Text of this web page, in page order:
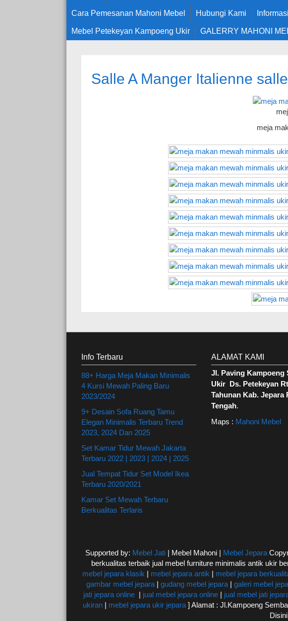
Cara Pemesanan Mahoni Mebel Hubungi Kami
Mebel Petekeyan Kampoeng Ukir GALERRY MAHONI
Salle A Manger Italienne
meja
Info Terbaru
88+ Harga Meja Makan Minimalis
4 Kursi Mewah Paling Baru
2023/2024
9+ Desain Sofa Ruang Tamu
Elegan Minimalis Terbaru Trend
2023, 2024 Dan 2025
Set Kamar Tidur Mewah Jakarta
Terbaru 2022 | 2023 | 2024 | 2025
Jual Tempat Tidur Set Model Ikea
Terbaru 2020/2021
Kamar Set Mewah Terbaru
Berkualitas Terlaris
ALAMAT KAMI
Jl. Paving Kampoeng
Ukir Ds. Petekeyan
Tahunan Kab. Jepara
Tengah.
Maps : Mahoni Mebel
Supported by: Mebel Jati| Mebel Mahoni | Mebel Jepara
berkualitas terbaik jual mebel furniture minimalis antik ukir
mebel jepara klasik | mebel jepara antik | mebel jepara
gambar mebel jepara | gudang mebel jepara | galeri mebel
jati jepara online| jual mebel jepara online| jual mebel jati
ukiran | mebel jepara ukir jepara ] Alamat : Jl.Kampoeng